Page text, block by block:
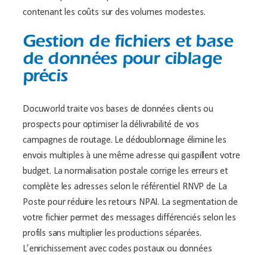
contenant les coûts sur des volumes modestes.
Gestion de fichiers et base
de données pour ciblage
précis
Docuworld traite vos bases de données clients ou
prospects pour optimiser la délivrabilité de vos
campagnes de routage. Le dédoublonnage élimine les
envois multiples à une même adresse qui gaspillent votre
budget. La normalisation postale corrige les erreurs et
complète les adresses selon le référentiel RNVP de La
Poste pour réduire les retours NPAI. La segmentation de
votre fichier permet des messages différenciés selon les
profils sans multiplier les productions séparées.
L’enrichissement avec codes postaux ou données